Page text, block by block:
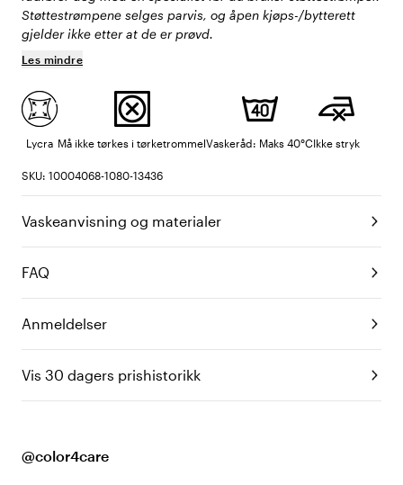
Støttestrømpene selges parvis, og åpen kjøps-/bytterett
gjelder ikke etter at de er prøvd.
Les mindre
Lycra Må ikke tørkes i tørketrommelVaskeråd: Maks 40°CIkke stryk
SKU: 10004068-1080-13436
Vaskeanvisning og materialer
FAQ
Anmeldelser
Vis 30 dagers prishistorikk
@color4care